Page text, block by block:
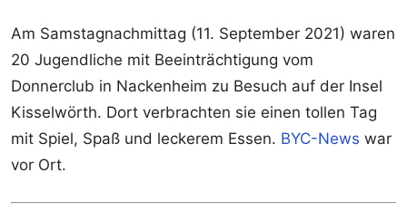
Am Samstagnachmittag (11. September 2021) waren
20 Jugendliche mit Beeinträchtigung vom
Donnerclub in Nackenheim zu Besuch auf der Insel
Kisselwörth. Dort verbrachten sie einen tollen Tag
mit Spiel, Spaß und leckerem Essen. BYC-News war
vor Ort.